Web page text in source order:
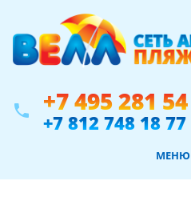
phone +7 495 281
+7 812 748 18 77